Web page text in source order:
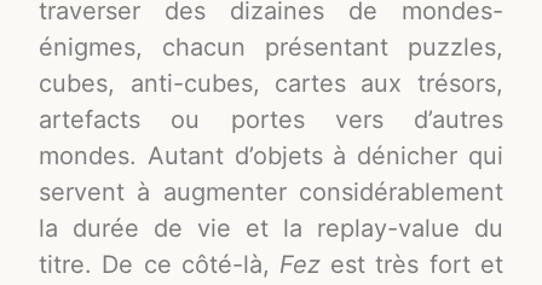
traverser des dizaines de mondes-
énigmes, chacun présentant puzzles,
cubes, anti-cubes, cartes aux trésors,
artefacts ou portes vers d’autres
mondes. Autant d’objets à dénicher qui
servent à augmenter considérablement
la durée de vie et la replay-value du
titre. De ce côté-là, Fez est très fort et